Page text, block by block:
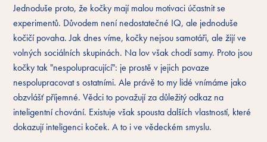
Jednoduše proto, že kočky mají malou motivaci účastnit se
experimentů. Důvodem není nedostatečné IQ, ale jednoduše
kočičí povaha. Jak dnes víme, kočky nejsou samotáři, ale žijí ve
volných sociálních skupinách. Na lov však chodí samy. Proto jsou
kočky tak "nespolupracující": je prostě v jejich povaze
nespolupracovat s ostatními. Ale právě to my lidé vnímáme jako
obzvlášť příjemné. Vědci to považují za důležitý odkaz na
inteligentní chování. Existuje však spousta dalších vlastností, které
dokazují inteligenci koček. A to i ve vědeckém smyslu.